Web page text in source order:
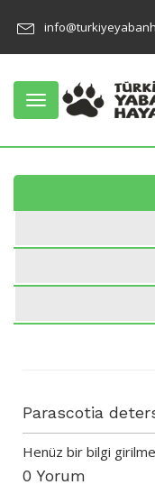
Toggle
navigation
Parascotia
Henüz bir bilgi
0 Yorum